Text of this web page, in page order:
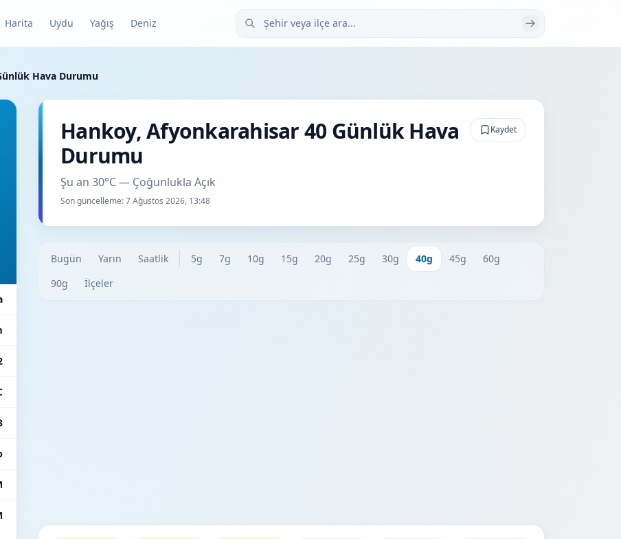
Harita Uydu Yağış Deniz Şehir veya ilçe ara
Hava Durumu
Hankoy, Afyonkarahisar 40 Günlük Hava
Durumu
Şu an 30°C — Çoğunlukla Açık
Son güncelleme:7 Ağustos 2026, 13:48
Kaydet
Bugün Yarın Saatlik 5g 7g 10g 15g 20g 25g 30g 40g 45g
60g
90g
İlçeler